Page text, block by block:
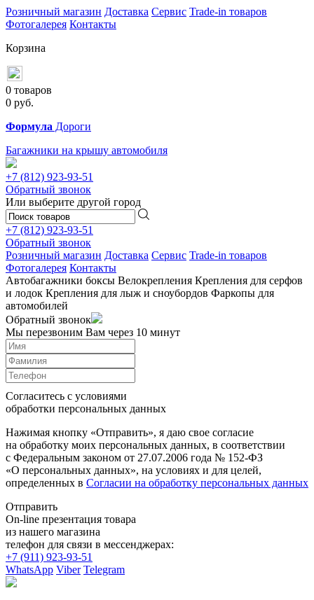
Розничный магазин Доставка Сервис Trade-in товаров
Фотогалерея Контакты
Корзина
0 товаров
0 руб.
Формула Дороги
Багажники на крышу автомобиля
+7 (812) 923-93-51
Обратный звонок
Или выберите другой город
+7 (812) 923-93-51
Обратный звонок
Розничный магазин Доставка Сервис Trade-in товаров
Фотогалерея Контакты
Автобагажники боксы Велокрепления Крепления для серфов
и лодок Крепления для лыж и сноубордов Фаркопы для
автомобилей
Обратный звонок
Мы перезвоним Вам через 10 минут
Согласитесь с условиями
обработки персональных данных
Нажимая кнопку «Отправить», я даю свое согласие
на обработку моих персональных данных, в соответствии
с Федеральным законом от 27.07.2006 года № 152-ФЗ
«О персональных данных», на условиях и для целей,
определенных в Согласии на обработку персональных данных
Отправить
On-line презентация товара
из нашего магазина
телефон для связи в мессенджерах:
+7 (911) 923-93-51
WhatsApp Viber Telegram